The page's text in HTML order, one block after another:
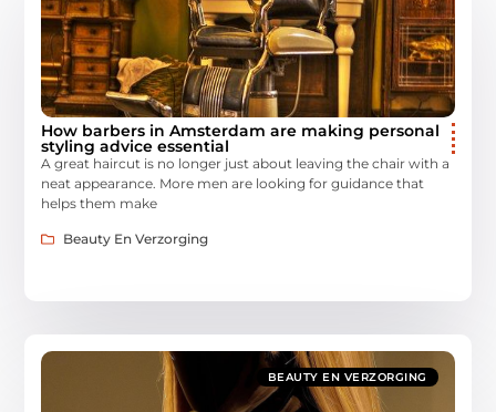
How barbers in Amsterdam are making personal
styling advice essential
A great haircut is no longer just about leaving the chair with a
neat appearance. More men are looking for guidance that
helps them make
Beauty En Verzorging
BEAUTY EN VERZORGING